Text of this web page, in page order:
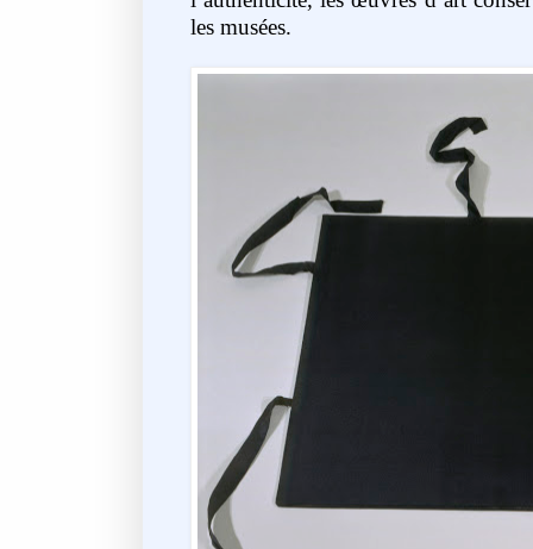
les musées.